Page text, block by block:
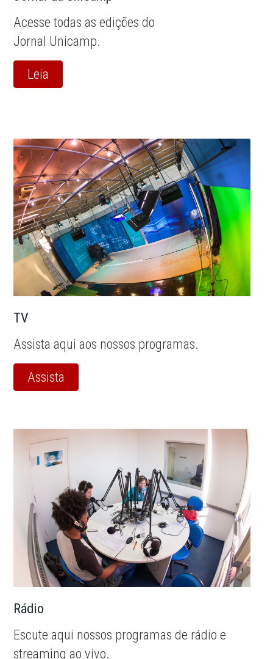
Acesse todas as edições do
Jornal Unicamp.
Leia
TV
Assista aqui aos nossos programas.
Assista
Rádio
Escute aqui nossos programas de rádio e
streaming ao vivo.